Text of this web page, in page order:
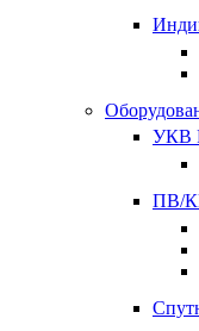
УКВ
ПВ/